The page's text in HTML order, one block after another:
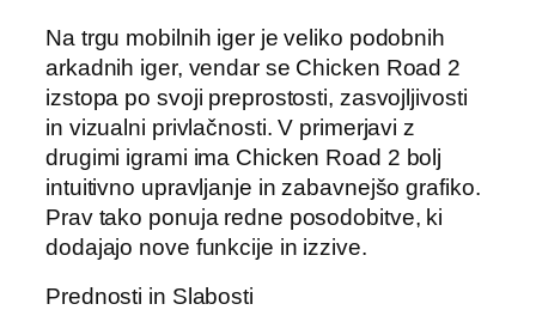
Na trgu mobilnih iger je veliko podobnih
arkadnih iger, vendar se Chicken Road 2
izstopa po svoji preprostosti, zasvojljivosti
in vizualni privlačnosti. V primerjavi z
drugimi igrami ima Chicken Road 2 bolj
intuitivno upravljanje in zabavnejšo grafiko.
Prav tako ponuja redne posodobitve, ki
dodajajo nove funkcije in izzive.
Prednosti in Slabosti